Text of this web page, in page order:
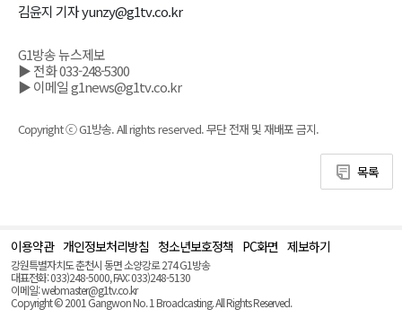
김윤지 기자 yunzy@g1tv.co.kr
G1방송 뉴스제보
▶ 전화 033-248-5300
▶ 이메일 g1news@g1tv.co.kr
Copyright ⓒ G1방송. All rights reserved. 무단 전재 및 재배포 금지.
목록
이용약관 개인정보처리방침 청소년보호정책 PC화면 제보하기
강원특별자치도 춘천시 동면 소양강로 274 G1방송
대표전화: 033)248-5000, FAX: 033)248-5130
이메일: webmaster@g1tv.co.kr
Copyright © 2001 Gangwon No. 1 Broadcasting. All Rights Reserved.